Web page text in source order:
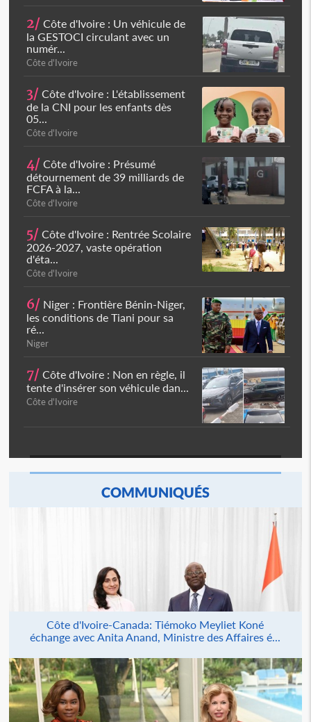
2/ Côte d'Ivoire : Un véhicule de
la GESTOCI circulant avec un
numér...
Côte d'Ivoire
3/ Côte d'Ivoire : L'établissement
de la CNI pour les enfants dès
05...
Côte d'Ivoire
4/ Côte d'Ivoire : Présumé
détournement de 39 milliards de
FCFA à la...
Côte d'Ivoire
5/ Côte d'Ivoire : Rentrée Scolaire
2026-2027, vaste opération
d'éta...
Côte d'Ivoire
6/ Niger : Frontière Bénin-Niger,
les conditions de Tiani pour sa
ré...
Niger
7/ Côte d'Ivoire : Non en règle, il
tente d'insérer son véhicule dan...
Côte d'Ivoire
COMMUNIQUÉS
Côte d'Ivoire-Canada: Tiémoko Meyliet Koné
échange avec Anita Anand, Ministre des Affaires é...